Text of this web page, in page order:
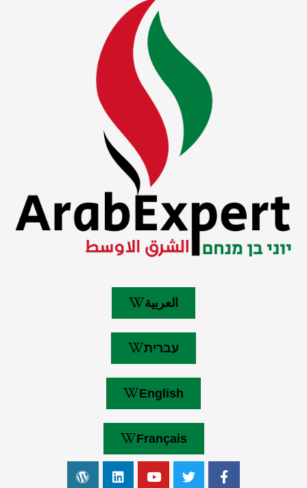
العربية
עברית
English
Français